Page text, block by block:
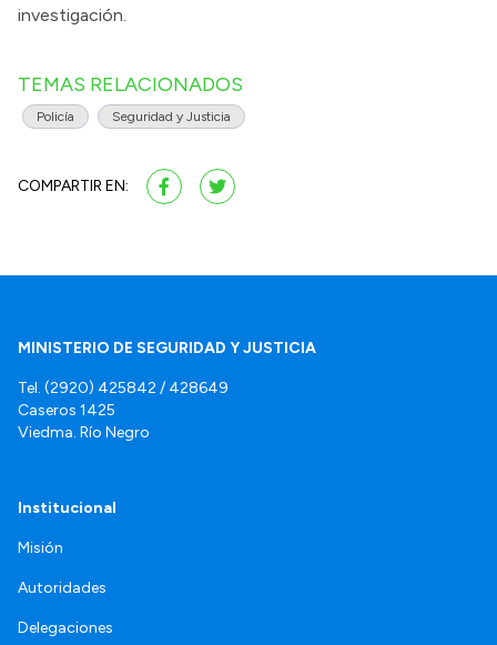
investigación.
TEMAS RELACIONADOS
Policía Seguridad y Justicia
COMPARTIR EN:
MINISTERIO DE SEGURIDAD Y JUSTICIA
Tel. (2920) 425842 / 428649
Caseros 1425
Viedma. Río Negro
Institucional
Misión
Autoridades
Delegaciones